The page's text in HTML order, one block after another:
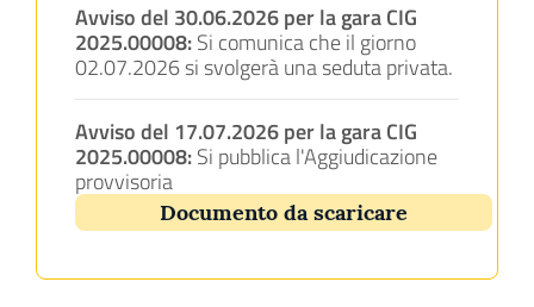
Avviso del 30.06.2026 per la gara CIG
2025.00008:Si comunica che il giorno
02.07.2026 si svolgerà una seduta privata.
Avviso del 17.07.2026 per la gara CIG
2025.00008:Si pubblica l'Aggiudicazione
provvisoria
Documento da scaricare